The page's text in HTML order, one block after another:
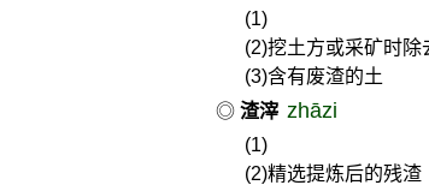
(1)
(2)挖土方或采矿时除
(3)含有废渣的土
◎ 渣滓 zhāzi
(1)
(2)精选提炼后的残渣